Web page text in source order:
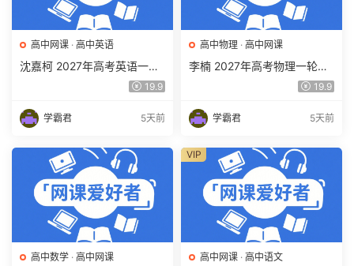
高中网课 · 高中英语
沈嘉柯 2027年高考英语一轮
复习网课教程 高三英语 上学
下载
19.9
学霸君 5天前
高中物理 · 高中网课
李楠 2027年高考物理一轮复
习网课教程 高三物理 上学期
载
19.9
学霸君 5天前
高中数学 · 高中网课 高中网课 · 高中语文
VIP